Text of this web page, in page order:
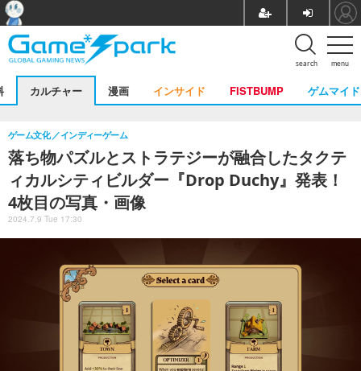
menu
search
カルチャー 漫画 インサイド FISTBUMP ゲムマイド
落ち物パズルとストラテジーが融合したタクテ
ィカルシティビルダー『Drop Duchy』発表！
4枚目の写真・画像
ゲーム文化 インディーゲーム
2024.7.9 Tue 17:30